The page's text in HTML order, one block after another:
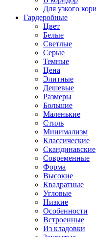
Для узкого
Гардеробные
Цвет
Белые
Светлые
Серые
Темные
Цена
Элитные
Дешевые
Размеры
Большие
Маленькие
Стиль
Минимализм
Классические
Скандинавские
Современные
Форма
Высокие
Квадратные
Угловые
Низкие
Особенности
Встроенные
Из кладовки